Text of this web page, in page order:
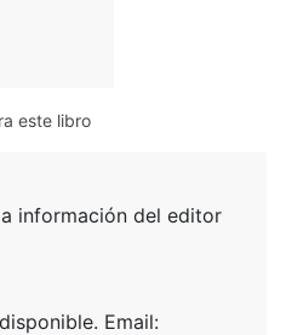
este libro
información del editor
Email: